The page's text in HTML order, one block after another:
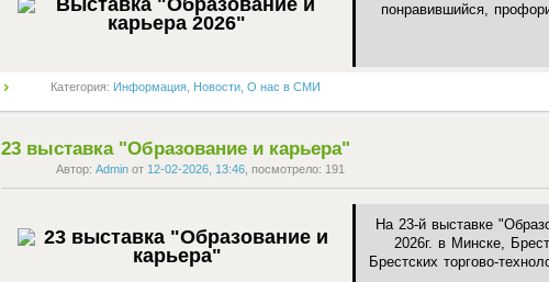
понравившийся,
Категория: Информация Новости О нас в СМИ
23 выставка "Образование и карьера"
Автор: Admin от 12-02-2026, 13:46 , посмотрело: 191
На 23-й выставке
2026г. в Минске,
Брестских торгово-